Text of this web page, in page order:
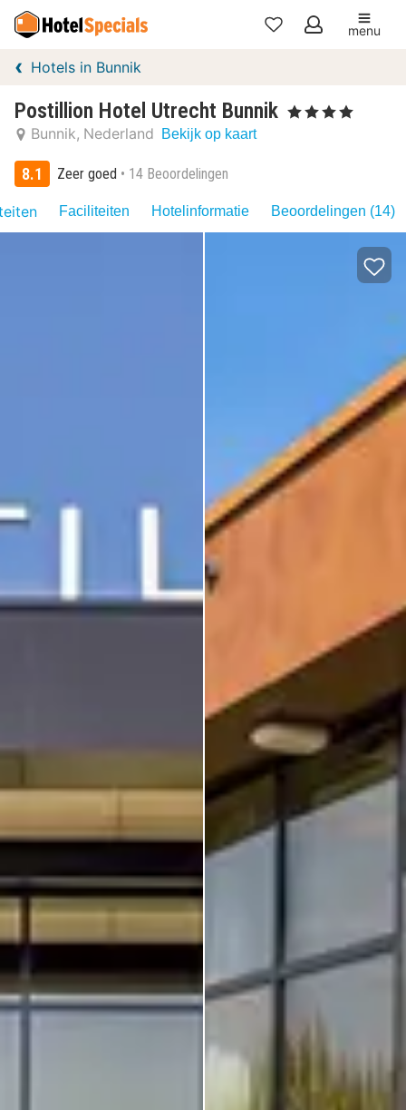
Mijn
menu
Hotels in Bunnik
Postillion Hotel Utrecht Bunnik , 4 Sterren
Bunnik Nederland Bekijk op kaart
8.1 Zeer goed 14 Beoordelingen
Faciliteiten Hotelinformatie Beoordelingen (14)